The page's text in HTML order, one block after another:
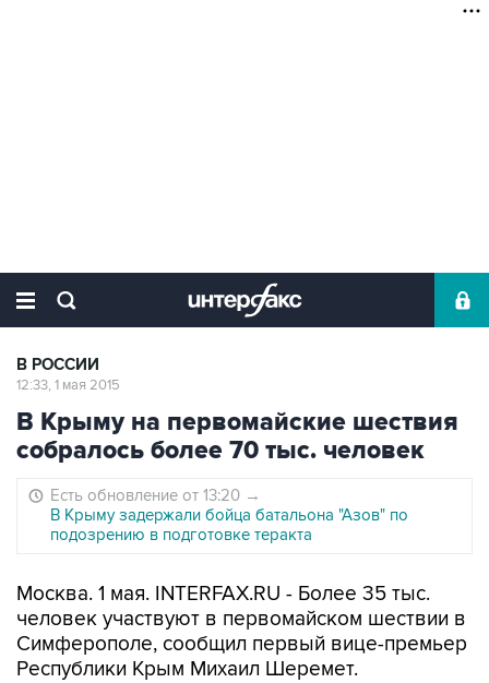
В РОССИИ
12:33, 1 мая 2015
В Крыму на первомайские шествия
собралось более 70 тыс. человек
Есть обновление от 13:20 →
В Крыму задержали бойца батальона "Азов" по
подозрению в подготовке теракта
Москва. 1 мая. INTERFAX.RU - Более 35 тыс.
человек участвуют в первомайском шествии в
Симферополе, сообщил первый вице-премьер
Республики Крым Михаил Шеремет.